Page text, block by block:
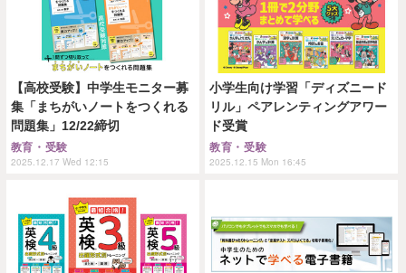
【高校受験】中学生モニター募
集「まちがいノートをつくれる
問題集」12/22締切
教育・受験
2025.12.17 Wed 12:15
小学生向け学習「ディズニード
リル」ペアレンティングアワー
ド受賞
教育・受験
2025.12.15 Mon 16:45